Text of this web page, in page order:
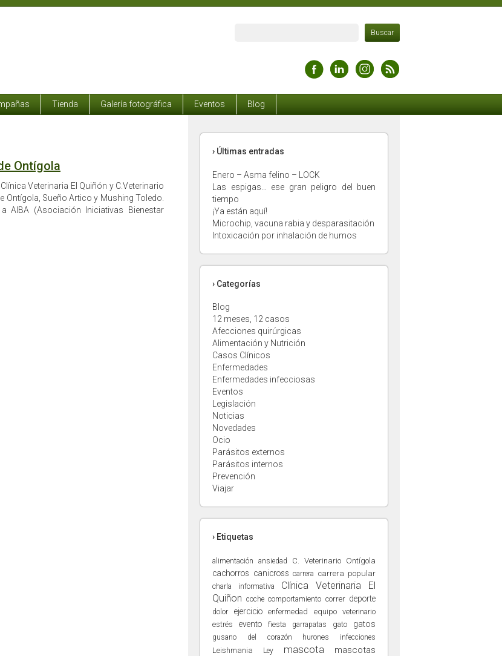
Tienda Galería fotográfica Eventos Blog
Ontígola
Veterinaria El Quiñón y C.Veterinario
Ontígola, Sueño Artico y Mushing Toledo.
AIBA (Asociación Iniciativas Bienestar
› Últimas entradas
Enero – Asma felino – LOCK
Las espigas… ese gran peligro del buen
tiempo
¡Ya están aquí!
Microchip, vacuna rabia y desparasitación
Intoxicación por inhalación de humos
› Categorías
Blog
12 meses, 12 casos
Afecciones quirúrgicas
Alimentación y Nutrición
Casos Clínicos
Enfermedades
Enfermedades infecciosas
Eventos
Legislación
Noticias
Novedades
Ocio
Parásitos externos
Parásitos internos
Prevención
Viajar
› Etiquetas
alimentación ansiedad C. Veterinario Ontígola
cachorros canicross carrera carrera popular
charla informativa
Clínica Veterinaria El
Quiñon coche comportamiento correr deporte
dolor ejercicio enfermedad
equipo veterinario
estrés
evento fiesta garrapatas gato gatos
gusano del corazón hurones infecciones
Leishmania Ley mascota mascotas